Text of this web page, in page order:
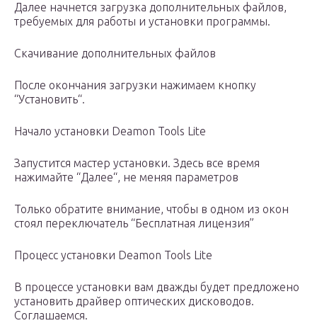
Далее начнется загрузка дополнительных файлов,
требуемых для работы и установки программы.
Скачивание дополнительных файлов
После окончания загрузки нажимаем кнопку
“Установить“.
Начало установки Deamon Tools Lite
Запустится мастер установки. Здесь все время
нажимайте “Далее“, не меняя параметров
Только обратите внимание, чтобы в одном из окон
стоял переключатель “Бесплатная лицензия”
Процесс установки Deamon Tools Lite
В процессе установки вам дважды будет предложено
установить драйвер оптических дисководов.
Соглашаемся.